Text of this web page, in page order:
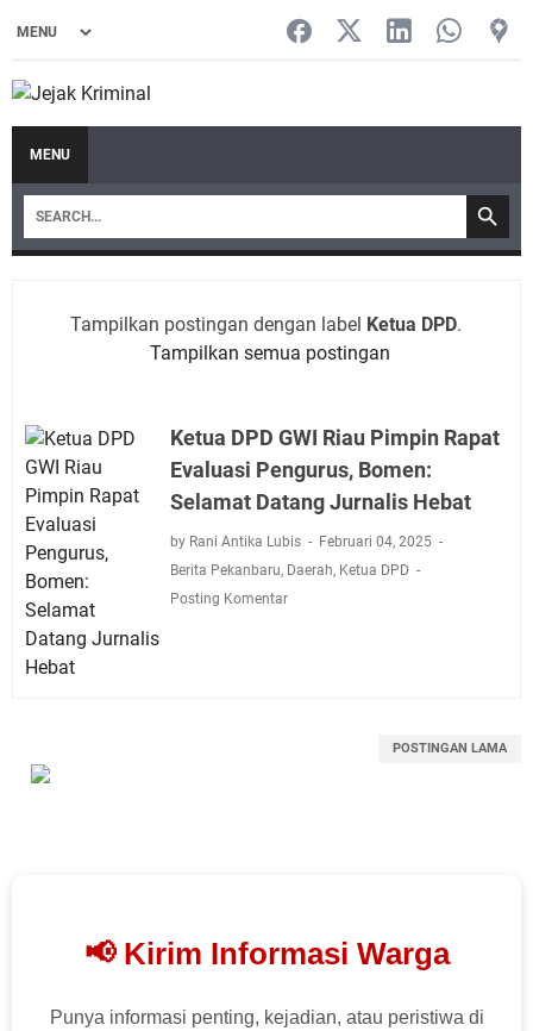
MENU
Tampilkan postingan dengan label Ketua DPD.
Tampilkan semua postingan
Ketua DPD GWI Riau Pimpin Rapat
Evaluasi Pengurus, Bomen:
Selamat Datang Jurnalis Hebat
by Rani Antika Lubis
Februari 04, 2025
Berita Pekanbaru, Daerah, Ketua DPD
Posting Komentar
POSTINGAN LAMA
📢 Kirim Informasi Warga
Punya informasi penting, kejadian, atau peristiwa di